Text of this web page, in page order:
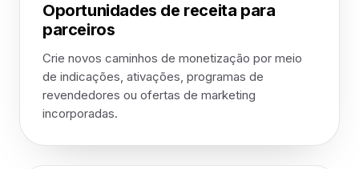
Oportunidades de receita para
parceiros
Crie novos caminhos de monetização por meio
de indicações, ativações, programas de
revendedores ou ofertas de marketing
incorporadas.